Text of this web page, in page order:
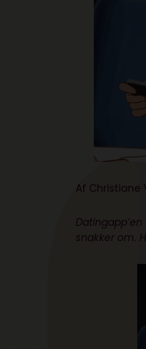
Af Christiane
snakker om.